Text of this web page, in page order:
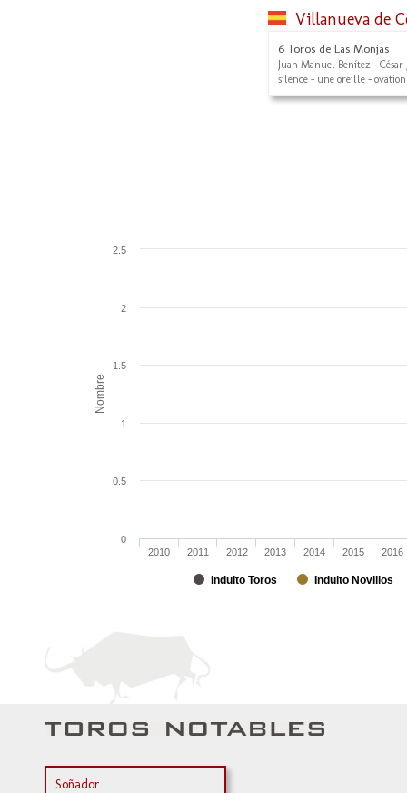
Villanueva de
6 Toros de Las Monjas
Juan Manuel Benítez -
silence - une oreille -
Nombre
Indulto Toros Indulto Novillos
2010 2011 2012 2013 2014 2015 2016
0
0.5
1
1.5
2
2.5
Soñador